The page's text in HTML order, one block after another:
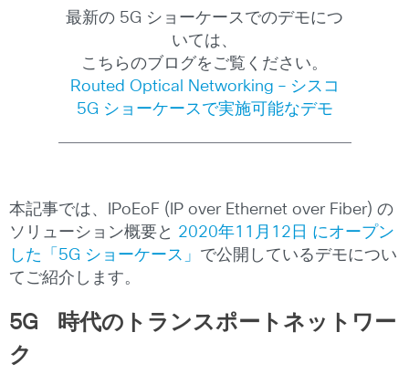
最新の 5G ショーケースでのデモにつ
いては、
こちらのブログをご覧ください。
Routed Optical Networking – シスコ
5G ショーケースで実施可能なデモ
本記事では、IPoEoF (IP over Ethernet over Fiber) の
ソリューション概要と 2020年11月12日 にオープン
した「5G ショーケース」 で公開しているデモについ
てご紹介します。
5G
時代のトランスポートネットワー
ク